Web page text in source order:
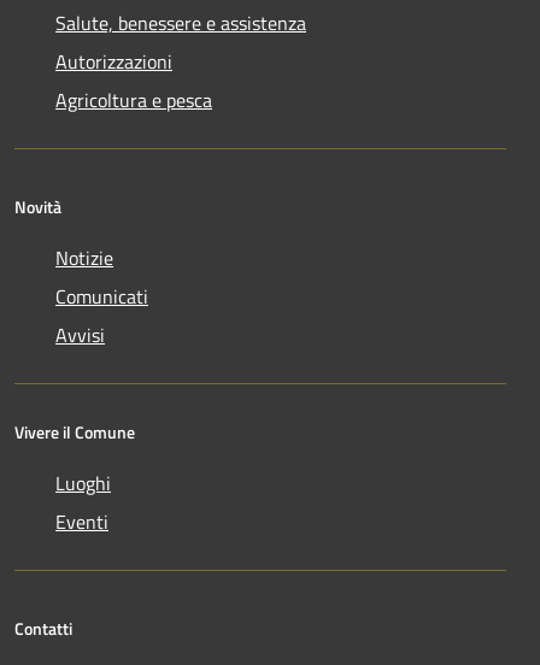
Salute, benessere e assistenza
Autorizzazioni
Agricoltura e pesca
Novità
Notizie
Comunicati
Avvisi
Vivere il Comune
Luoghi
Eventi
Contatti